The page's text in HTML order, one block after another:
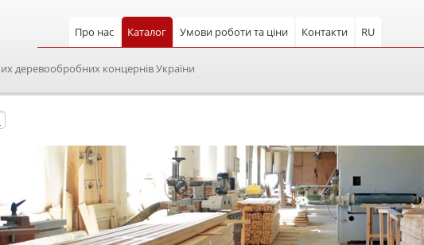
Про нас Каталог Умови роботи та ціни Контакти RU
деревообробних концернів України